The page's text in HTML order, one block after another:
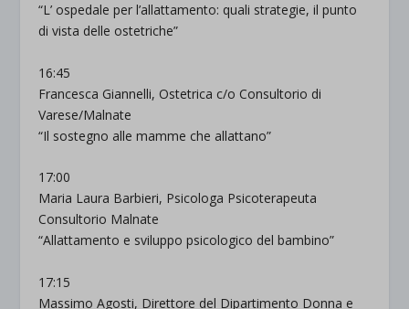
“L’ ospedale per l’allattamento: quali strategie, il punto
di vista delle ostetriche”
16:45
Francesca Giannelli, Ostetrica c/o Consultorio di
Varese/Malnate
“Il sostegno alle mamme che allattano”
17:00
Maria Laura Barbieri, Psicologa Psicoterapeuta
Consultorio Malnate
“Allattamento e sviluppo psicologico del bambino”
17:15
Massimo Agosti, Direttore del Dipartimento Donna e